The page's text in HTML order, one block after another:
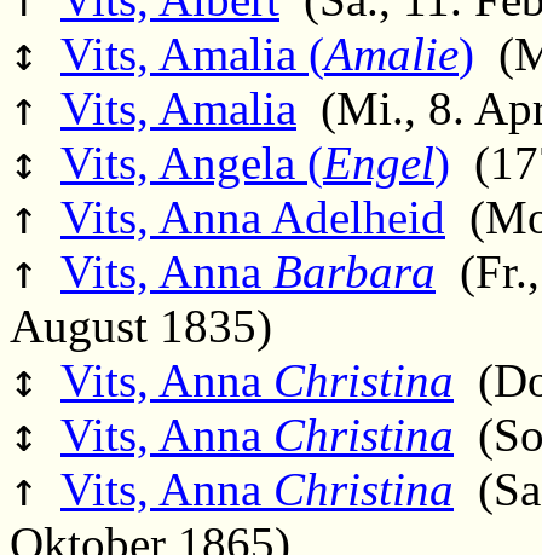
↕ Vits, Amalia (Amalie)
↑ Vits, Amalia (Mi., 8.
↕ Vits, Angela (Engel)
↑ Vits, Anna Adelheid
↑ Vits, Anna Barbara
August 1835)
↕ Vits, Anna Christina
↕ Vits, Anna Christina
↑ Vits, Anna Christina
Oktober 1865)